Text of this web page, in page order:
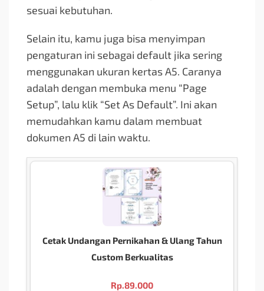
sesuai kebutuhan.
Selain itu, kamu juga bisa menyimpan
pengaturan ini sebagai default jika sering
menggunakan ukuran kertas A5. Caranya
adalah dengan membuka menu “Page
Setup”, lalu klik “Set As Default”. Ini akan
memudahkan kamu dalam membuat
dokumen A5 di lain waktu.
Cetak Undangan Pernikahan & Ulang Tahun
Custom Berkualitas
Rp.89.000